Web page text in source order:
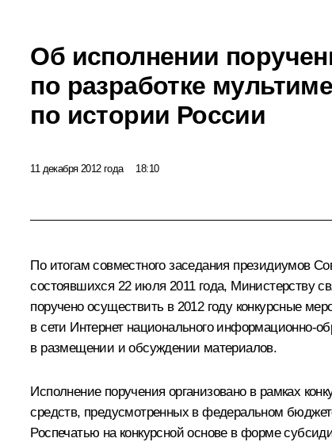
Об исполнении
по разработке
по истории России
11 декабря 2012 года 18:10
По итогам совместногозаседания президиумов
состоявшихся 22 июля 2011 года, Министерству
поручено осуществить в 2012 году конкурсные
в сети Интернет национального информационно-
в размещении и обсуждении материалов.
Исполнение поручения организовано в рамках
средств, предусмотренных в федеральном
Роспечатью на конкурсной основе в форме